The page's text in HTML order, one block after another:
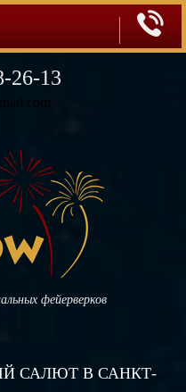
26-13
фейерверков

САЛЮТ В САНКТ-